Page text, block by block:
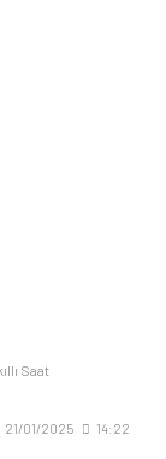
Saat
21/01/2025 14:22